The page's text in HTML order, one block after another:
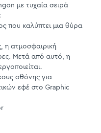
με τυχαία σειρά
που καλύπτει μια θύρα
η ατμοσφαιρική
Μετά από αυτό, η
οθόνης για
εφέ στο Graphic